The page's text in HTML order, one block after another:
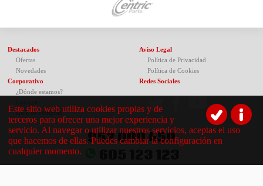
Destacados
Ofertas
Novedades
Corporativo
¿Dónde estamos?
Guía de compras
Aviso Legal
Política de Privacidad
Política de Cookies
Redes Sociales
952 000 450
Este sitio web utiliza cookies propias y de
terceros para ofrecer una mejor experiencia y
servicio. Al navegar o utilizar nuestros servicios, aceptas el uso
que hacemos de ellas. Puedes cambiar la configuración en
cualquier momento.